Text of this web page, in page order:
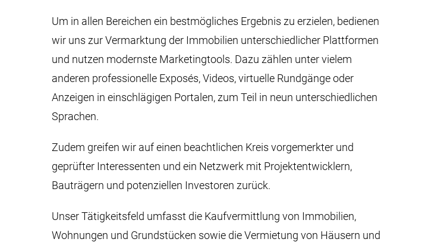
Um in allen Bereichen ein bestmögliches Ergebnis zu erzielen, bedienen
wir uns zur Vermarktung der Immobilien unterschiedlicher Plattformen
und nutzen modernste Marketingtools. Dazu zählen unter vielem
anderen professionelle Exposés, Videos, virtuelle Rundgänge oder
Anzeigen in einschlägigen Portalen, zum Teil in neun unterschiedlichen
Sprachen.
Zudem greifen wir auf einen beachtlichen Kreis vorgemerkter und
geprüfter Interessenten und ein Netzwerk mit Projektentwicklern,
Bauträgern und potenziellen Investoren zurück.
Unser Tätigkeitsfeld umfasst die Kaufvermittlung von Immobilien,
Wohnungen und Grundstücken sowie die Vermietung von Häusern und